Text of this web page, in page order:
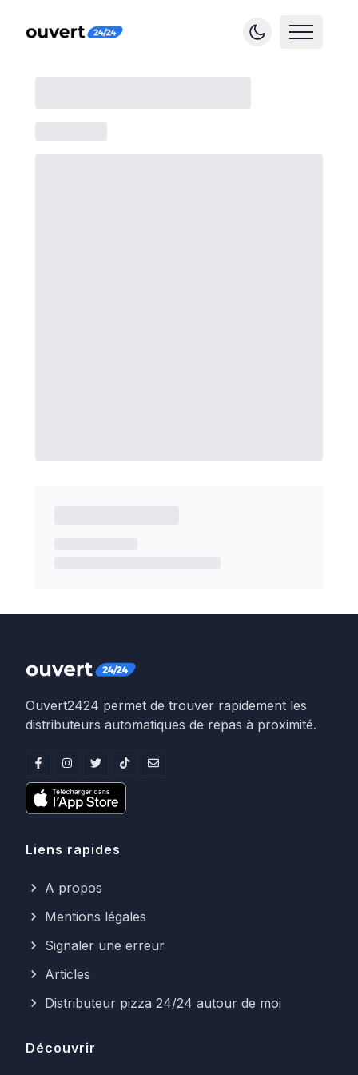
Ouvert2424 permet de trouver rapidement les
distributeurs automatiques de repas à proximité.
Liens rapides
A propos
Mentions légales
Signaler une erreur
Articles
Distributeur pizza 24/24 autour de moi
Découvrir